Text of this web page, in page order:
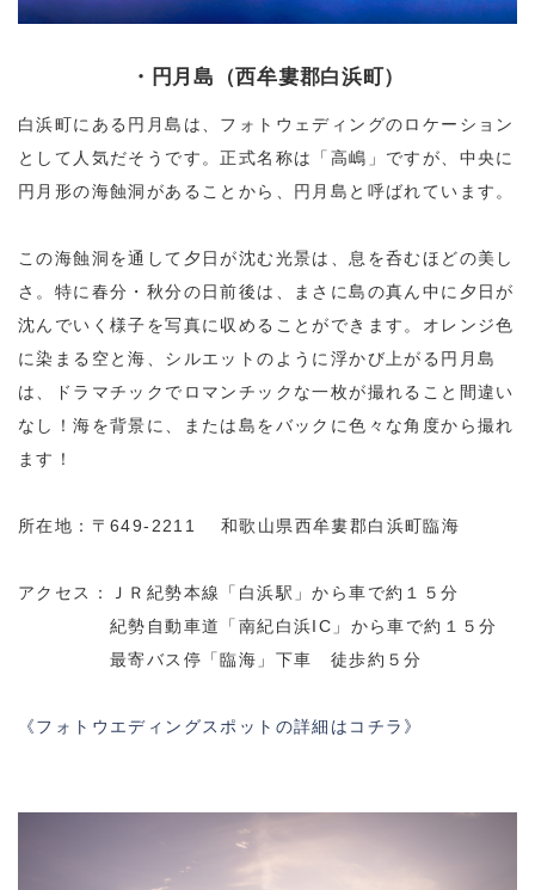
・円月島（西牟婁郡白浜町）
白浜町にある円月島は、フォトウェディングのロケーション
として人気だそうです。正式名称は「高嶋」ですが、中央に
円月形の海蝕洞があることから、円月島と呼ばれています。
この海蝕洞を通して夕日が沈む光景は、息を呑むほどの美し
さ。特に春分・秋分の日前後は、まさに島の真ん中に夕日が
沈んでいく様子を写真に収めることができます。オレンジ色
に染まる空と海、シルエットのように浮かび上がる円月島
は、ドラマチックでロマンチックな一枚が撮れること間違い
なし！海を背景に、または島をバックに色々な角度から撮れ
ます！
所在地：〒649-2211 和歌山県西牟婁郡白浜町臨海
アクセス：ＪＲ紀勢本線「白浜駅」から車で約１５分
紀勢自動車道「南紀白浜IC」から車で約１５分
最寄バス停「臨海」下車 徒歩約５分
《フォトウエディングスポットの詳細はコチラ》